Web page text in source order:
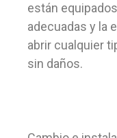
están
adecuadas y la
abrir cualquier
sin daños.